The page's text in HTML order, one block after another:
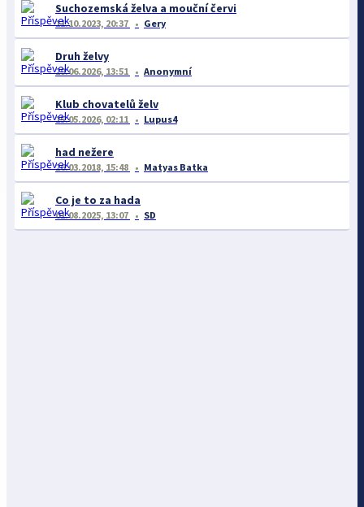
Suchozemská želva a mouční červi
11.10.2023, 20:37 Gery
Druh želvy
29.06.2026, 13:51 Anonymní
Klub chovatelů želv
15.05.2026, 02:11 Lupus4
had nežere
26.03.2018, 15:48 Matyas Batka
Co je to za hada
01.08.2025, 13:07 SD